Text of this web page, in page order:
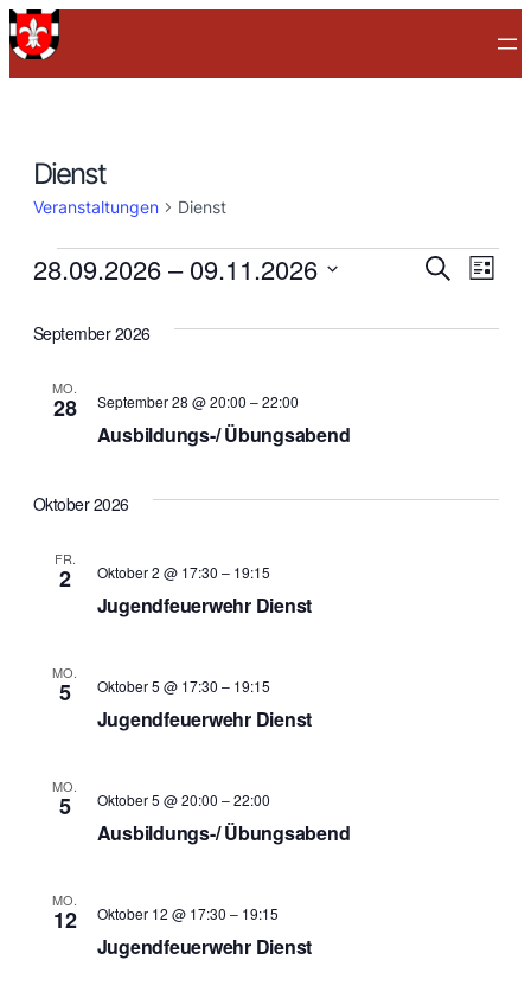
Dienst
Veranstaltungen Dienst
Veranstaltungen
Suche
SucheListe
28.09.2026 – 09.11.2026
wählen.
September 2026
MO.
28
Ausbildungs-/ Übungsabend
September 28 @ 20:00 –22:00
Oktober 2026
FR.
2
Jugendfeuerwehr Dienst
Oktober 2 @ 17:30 – 19:15
MO.
5
Jugendfeuerwehr Dienst
Oktober 5 @ 17:30 – 19:15
MO.
5
Ausbildungs-/ Übungsabend
Oktober 5 @ 20:00 –22:00
MO.
12
Jugendfeuerwehr Dienst
Oktober 12 @ 17:30 – 19:15